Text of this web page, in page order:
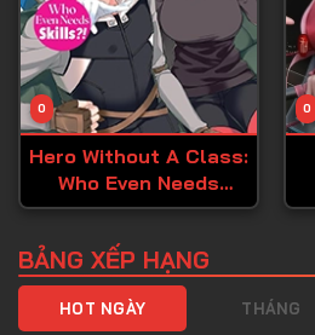
Tập 45
Tập 46
Tập 47
Tập 48
Tập 49
0
Hero Without A Class:
Who Even Needs
Skills?!
0
BẢNG XẾP HẠNG
HOT NGÀY THÁNG